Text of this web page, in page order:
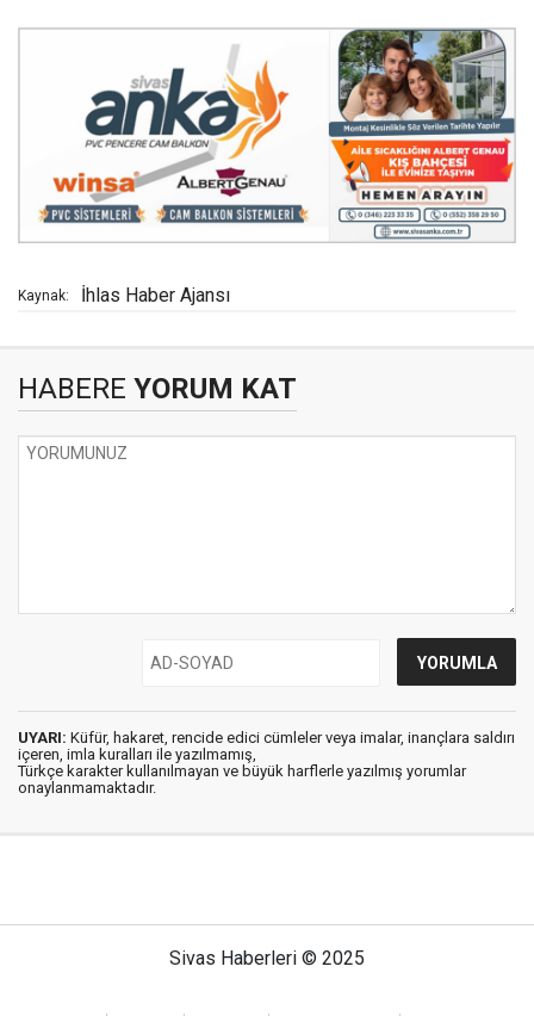
Kaynak: İhlas Haber Ajansı
HABERE YORUM KAT
UYARI: Küfür, hakaret, rencide edici cümleler veya imalar, inançlara saldırı
içeren, imla kuralları ile yazılmamış,
Türkçe karakter kullanılmayan ve büyük harflerle yazılmış yorumlar
onaylanmamaktadır.
Sivas Haberleri © 2025